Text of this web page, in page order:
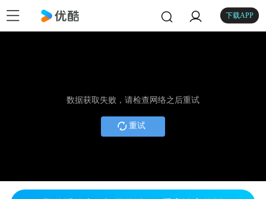
下载APP
数据获取失败，请检查网络之后重试
重试